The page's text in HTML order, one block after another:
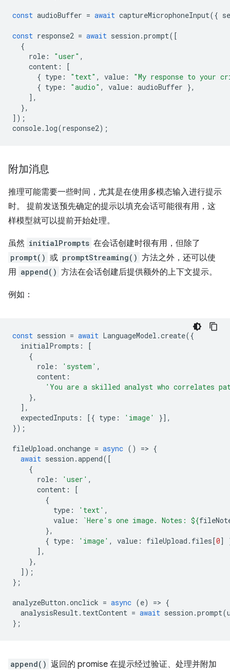
const audioBuffer = await captureMicrophoneInput({
const response2 = await session .prompt([
{
role : "user" ,
content :
[
{ type : "text" , value :
"My response to your
{ type : "audio" , value : audioBuffer },
],
},
]);
console. log(response2);
附加消息
推理可能需要一些时间，尤其是在使用多模态输入进行提示
时。 提前发送预先确定的提示以填充会话可能很有用，这
样模型就可以提前开始处理。
虽然 initialPrompts 在会话创建时很有用，但除了
prompt() 或 promptStreaming() 方法之外，还可以使
用 append() 方法在会话创建后提供额外的上下文提示。
例如：
const session = await LanguageModel .create({
initialPrompts :
[
{
role : 'system' ,
content :
'You are a skilled analyst who correlates
},
],
expectedInputs : [{ type : 'image'
}],
});
fileUpload .onchange = async () => {
await session .append([
{
role : 'user' ,
content :
[
{
type : 'text' ,
value : `Here's one image. Notes: ${
},
{ type : 'image' , value : fileUpload . files[0]
],
},
]);
};
analyzeButton .onclick = async (e) => {
analysisResult. textContent = await session .prompt(
};
append() 返回的 promise 在提示经过验证、处理并附加